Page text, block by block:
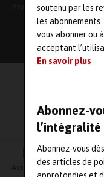
soutenu par les
les abonnements.
vous abonner ou
acceptant
En savoir plus
Abonnez-
l’intégralité
Abonnez-vous
des articles de
Actualités Agenda
Production Maintenance